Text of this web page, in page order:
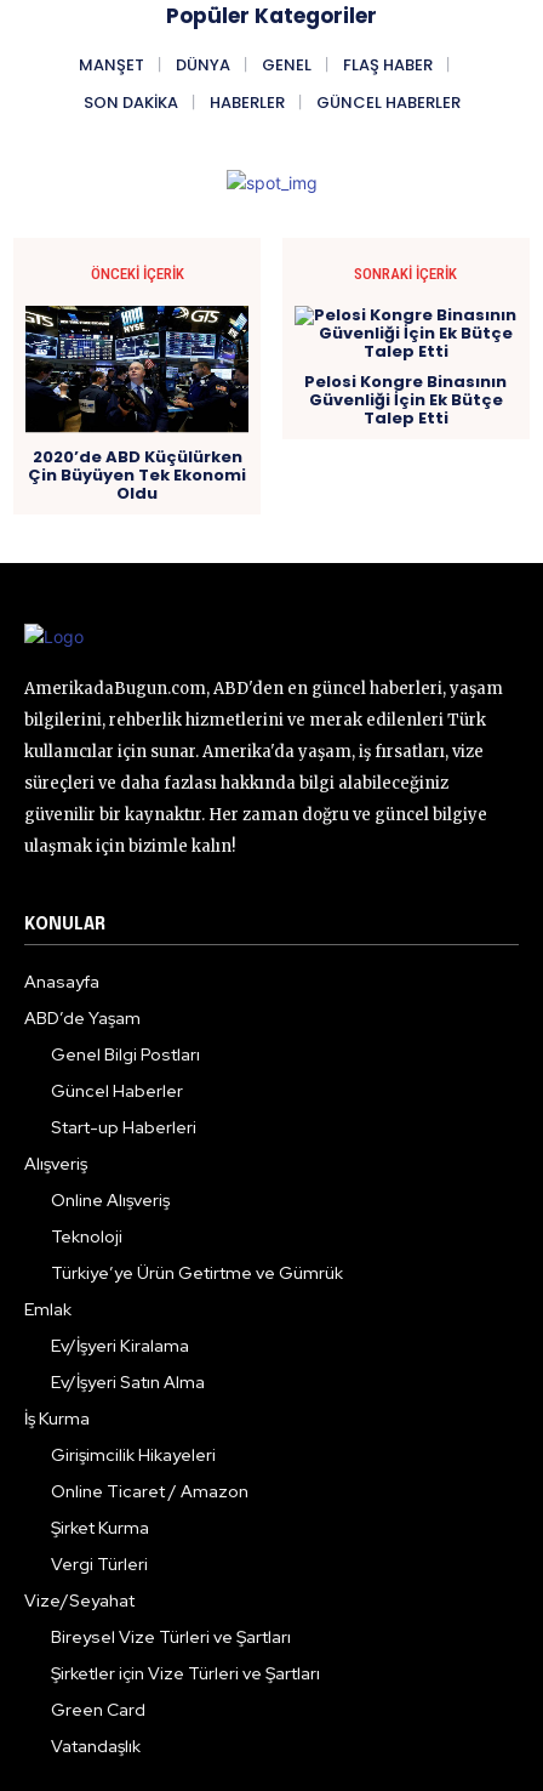
Popüler Kategoriler
MANŞET DÜNYA GENEL
FLAŞ HABER
SON DAKIKA
HABERLER GÜNCEL HABERLER
ÖNCEKI İÇERIK
2020’de ABD Küçülürken
Çin Büyüyen Tek Ekonomi
Oldu
SONRAKI İÇERIK
Pelosi Kongre Binasının
Güvenliği İçin Ek Bütçe
Talep Etti
AmerikadaBugun.com, ABD'den en güncel haberleri, yaşam
bilgilerini, rehberlik hizmetlerini ve merak edilenleri Türk
kullanıcılar için sunar. Amerika'da yaşam, iş fırsatları, vize
süreçleri ve daha fazlası hakkında bilgi alabileceğiniz
güvenilir bir kaynaktır. Her zaman doğru ve güncel bilgiye
ulaşmak için bizimle kalın!
KONULAR
Anasayfa
ABD’de Yaşam
Genel Bilgi Postları
Güncel Haberler
Start-up Haberleri
Alışveriş
Online Alışveriş
Teknoloji
Türkiye’ye Ürün Getirtme ve Gümrük
Emlak
Ev/İşyeri Kiralama
Ev/İşyeri Satın Alma
İş Kurma
Girişimcilik Hikayeleri
Online Ticaret / Amazon
Şirket Kurma
Vergi Türleri
Vize/Seyahat
Bireysel Vize Türleri ve Şartları
Şirketler için Vize Türleri ve Şartları
Green Card
Vatandaşlık